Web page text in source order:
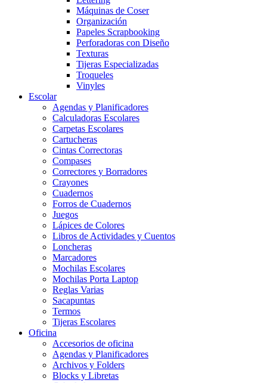
Máquinas de Coser
Organización
Papeles Scrapbooking
Perforadoras con Diseño
Texturas
Tijeras Especializadas
Troqueles
Vinyles
Escolar
Agendas y Planificadores
Calculadoras Escolares
Carpetas Escolares
Cartucheras
Cintas Correctoras
Compases
Correctores y Borradores
Crayones
Cuadernos
Forros de Cuadernos
Juegos
Lápices de Colores
Libros de Actividades y Cuentos
Loncheras
Marcadores
Mochilas Escolares
Mochilas Porta Laptop
Reglas Varias
Sacapuntas
Termos
Tijeras Escolares
Oficina
Accesorios de oficina
Agendas y Planificadores
Archivos y Folders
Blocks y Libretas